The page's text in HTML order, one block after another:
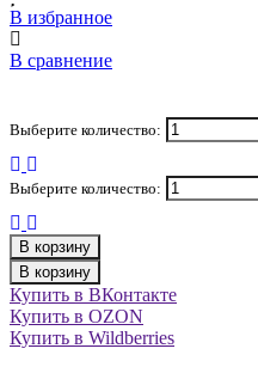
В избранное
В сравнение
Выберите количество:
Выберите количество:
В корзину
В корзину
Купить в ВКонтакте
Купить в OZON
Купить в Wildberries